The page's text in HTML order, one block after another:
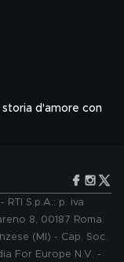
storia d'amore con
S.p.A.: p. iva
8, 00187 Roma.
(MI) - Cap. Soc.
For Europe N.V. -